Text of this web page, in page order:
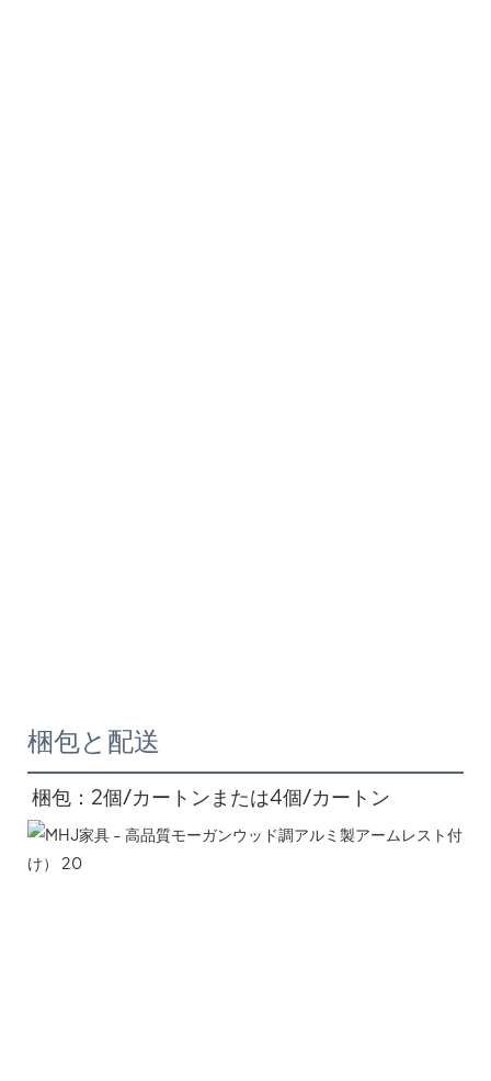
梱包と配送
梱包：2個/カートンまたは4個/カートン